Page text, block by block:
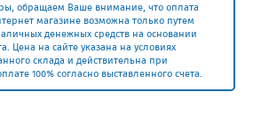
обращаем Ваше внимание, что оплата
магазине возможна только путем
денежных средств на основании
Цена на сайте указана на условиях
склада и действительна при
100% согласно выставленного счета.